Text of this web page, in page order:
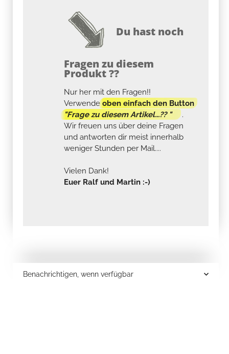
Du hast noch
Fragen zu diesem
Produkt ??
Nur her mit den Fragen!!
Verwendeoben einfach den Button
"Frage zu diesem Artikel...?? "
.
Wir freuen uns über deine Fragen
und antworten dir meist innerhalb
weniger Stunden per Mail....
Vielen Dank!
Euer Ralf und Martin :-)
Benachrichtigen, wenn verfügbar